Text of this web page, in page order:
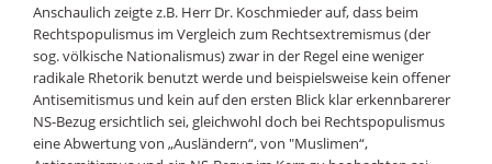
Anschaulich zeigte z.B. Herr Dr. Koschmieder auf, dass beim
Rechtspopulismus im Vergleich zum Rechtsextremismus (der
sog. völkische Nationalismus) zwar in der Regel eine weniger
radikale Rhetorik benutzt werde und beispielsweise kein offener
Antisemitismus und kein auf den ersten Blick klar erkennbarerer
NS-Bezug ersichtlich sei, gleichwohl doch bei Rechtspopulismus
eine Abwertung von „Ausländern“, von "Muslimen“,